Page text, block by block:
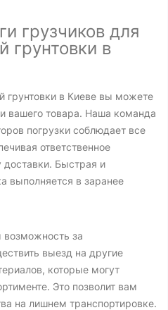
грузчиков для
грунтовки в
грунтовки в Киеве вы можете
вашего товара. Наша команда
погрузки соблюдает все
ответственное
Быстрая и
выполняется в заранее
за
выезд на другие
которые могут
Это позволит вам
на лишнем транспортировке.